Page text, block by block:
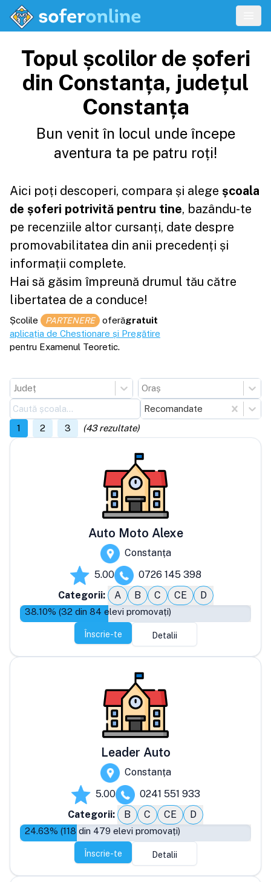
Topul școlilor de șoferi
din Constanța, județul
Constanța
Bun venit în locul unde începe
aventura ta pe patru roți!
Aici poți descoperi, compara și alege școala
de șoferi potrivită pentru tine, bazându-te
pe recenziile altor cursanți, date despre
promovabilitatea din anii precedenți și
informații complete.
Hai să găsim împreună drumul tău către
libertatea de a conduce!
Școlile PARTENERE oferăgratuit
aplicația de Chestionare și Pregătire
pentru Examenul Teoretic.
Județ
Oraș
Recomandate
1
2 3 (43rezultate)
Auto Moto Alexe
Constanța
5.00
0726 145 398
Categorii:
A B C CE D
38.10% (32 din 84 elevi promovați)
Înscrie-te Detalii
Leader Auto
Constanța
5.00
0241 551 933
Categorii:
B C CE D
24.63% (118 din 479 elevi promovați)
Înscrie-te Detalii